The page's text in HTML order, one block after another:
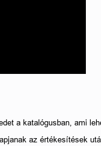
a katalógusban, ami
az értékesítések